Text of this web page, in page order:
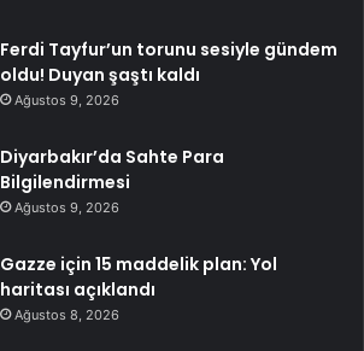
Ferdi Tayfur’un torunu sesiyle gündem
oldu! Duyan şaştı kaldı
Ağustos 9, 2026
Diyarbakır’da Sahte Para
Bilgilendirmesi
Ağustos 9, 2026
Gazze için 15 maddelik plan: Yol
haritası açıklandı
Ağustos 8, 2026